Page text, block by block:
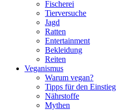
Fischerei
Tierversuche
Jagd
Ratten
Entertainment
Bekleidung
Reiten
Veganismus
Warum vegan?
Tipps für den Einstieg
Nährstoffe
Mythen